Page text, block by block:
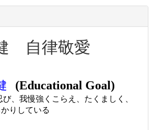
自律敬愛
(Educational Goal)
、我慢強くこらえ、たくましく、
りしている